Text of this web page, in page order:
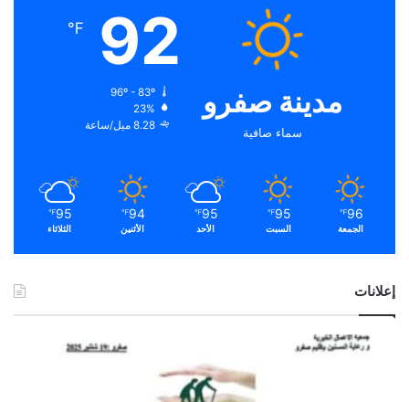
مدينة صفرو
سماء صافية
92
℉
96º - 83º
23%
8.28 ميل/ساعة
96
℉
الجمعة
95
℉
السبت
95
℉
الأحد
94
℉
الأثنين
95
℉
الثلاثاء
إعلانات